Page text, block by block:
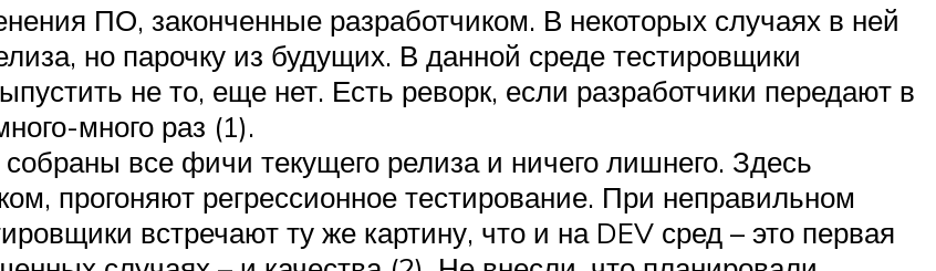
ПО, законченные разработчиком. В некоторых случаях в ней
но парочку из будущих. В данной среде тестировщики
не то, еще нет. Есть реворк, если разработчики передают в
много раз (1).
все фичи текущего релиза и ничего лишнего. Здесь
прогоняют регрессионное тестирование. При неправильном
встречают ту же картину, что и на DEV сред – это первая